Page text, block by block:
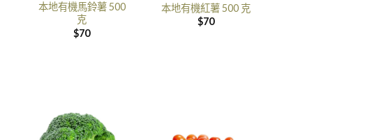
本地有機馬鈴薯 500
克
$70
本地有機紅薯 500 克
$70